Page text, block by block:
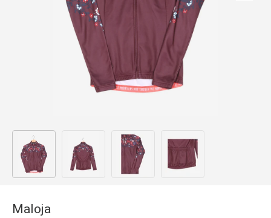
Bild 1 in Galerieansicht laden
Maloja